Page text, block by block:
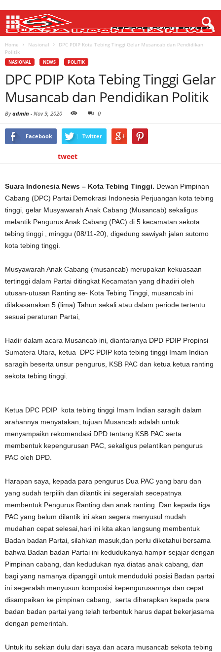
Home Nasional
DPC PDIP Kota Tebing Tinggi Gelar Musancab dan Pendidikan
Politik
NASIONAL NEWS POLITIK
DPC PDIP Kota Tebing Tinggi Gelar
Musancab dan Pendidikan Politik
Byadmin - Nov 9, 2020 0
Facebook Twitter
tweet
Suara Indonesia News – Kota Tebing Tinggi. Dewan Pimpinan
Cabang (DPC) Partai Demokrasi Indonesia Perjuangan kota tebing
tinggi, gelar Musyawarah Anak Cabang (Musancab) sekaligus
melantik Pengurus Anak Cabang (PAC) di 5 kecamatan sekota
tebing tinggi , minggu (08/11-20), digedung sawiyah jalan sutomo
kota tebing tinggi.
Musyawarah Anak Cabang (musancab) merupakan kekuasaan
tertinggi dalam Partai ditingkat Kecamatan yang dihadiri oleh
utusan-utusan Ranting se- Kota Tebing Tinggi, musancab ini
dilakasanakan 5 (lima) Tahun sekali atau dalam periode tertentu
sesuai peraturan Partai,
Hadir dalam acara Musancab ini, diantaranya DPD PDIP Propinsi
Sumatera Utara, ketua DPC PDIP kota tebing tinggi Imam Indian
saragih beserta unsur pengurus, KSB PAC dan ketua ketua ranting
sekota tebing tinggi.
Ketua DPC PDIP kota tebing tinggi Imam Indian saragih dalam
arahannya menyatakan, tujuan Musancab adalah untuk
menyampaikn rekomendasi DPD tentang KSB PAC serta
membentuk kepengurusan PAC, sekaligus pelantikan pengurus
PAC oleh DPD.
Harapan saya, kepada para pengurus Dua PAC yang baru dan
yang sudah terpilih dan dilantik ini segeralah secepatnya
membentuk Pengurus Ranting dan anak ranting. Dan kepada tiga
PAC yang belum dilantik ini akan segera menyusul mudah
mudahan cepat selesai,hari ini kita akan langsung membentuk
Badan badan Partai, silahkan masuk,dan perlu diketahui bersama
bahwa Badan badan Partai ini kedudukanya hampir sejajar dengan
Pimpinan cabang, dan kedudukan nya diatas anak cabang, dan
bagi yang namanya dipanggil untuk menduduki posisi Badan partai
ini segeralah menyusun komposisi kepengurusannya dan cepat
disampaikan ke pimpinan cabang, serta diharapkan kepada para
badan badan partai yang telah terbentuk harus dapat bekerjasama
dengan pemerintah.
Untuk itu sekian dulu dari saya dan acara musancab sekota tebing